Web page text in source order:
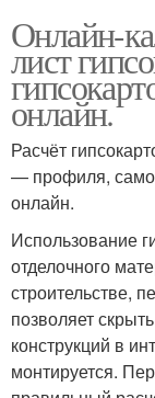
Онлайн-
лист
онлайн.
Расчёт
— профиля,
онлайн.
Использование
отделочного
строительстве,
позволяет
конструкций в
монтируется.